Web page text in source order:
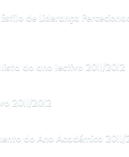
Estilo de Liderança
do ano lectivo 2011/2012
2011/2012
do Ano Académico 2011/